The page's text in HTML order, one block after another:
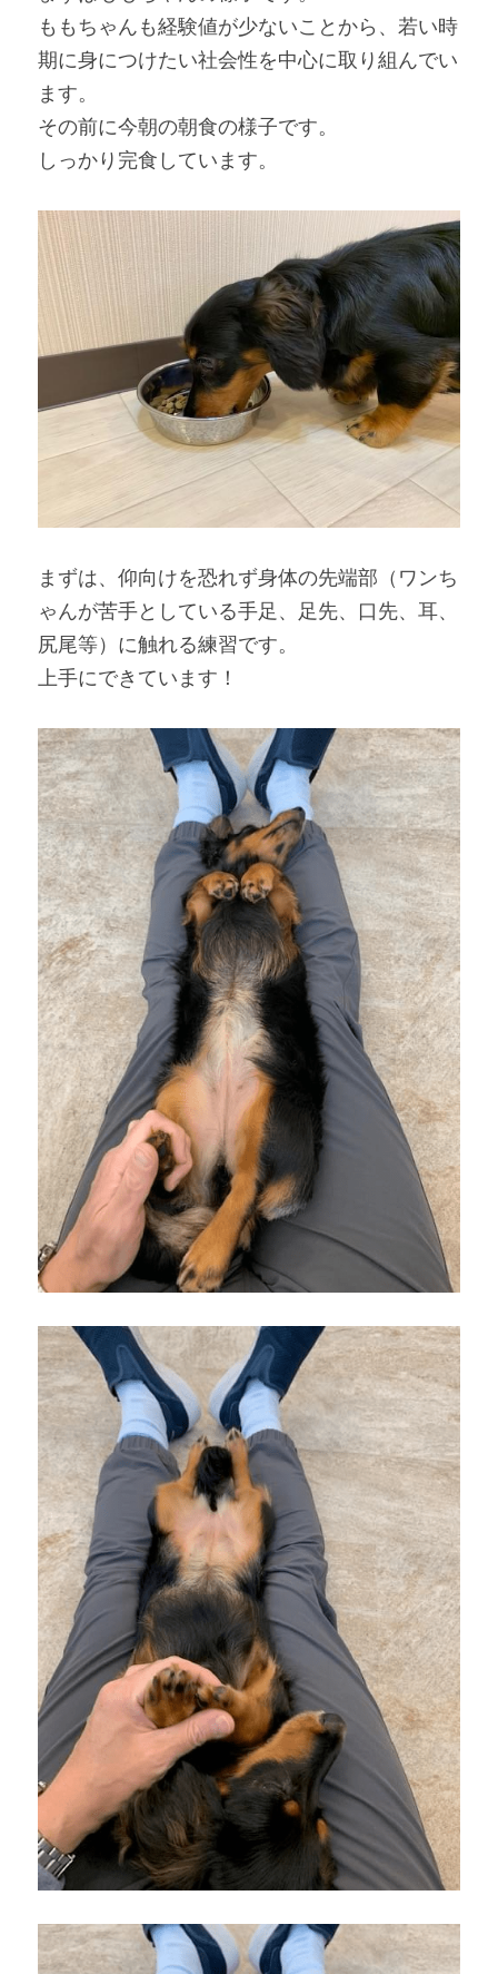
ももちゃんも経験値が少ないことから、若い時
期に身につけたい社会性を中心に取り組んでい
ます。
その前に今朝の朝食の様子です。
しっかり完食しています。
まずは、仰向けを恐れず身体の先端部（ワンち
ゃんが苦手としている手足、足先、口先、耳、
尻尾等）に触れる練習です。
上手にできています！